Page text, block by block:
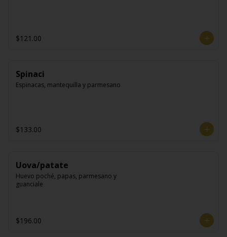
$121.00
Spinaci
Espinacas, mantequilla y parmesano
$133.00
Uova/patate
Huevo poché, papas, parmesano y
guanciale
$196.00